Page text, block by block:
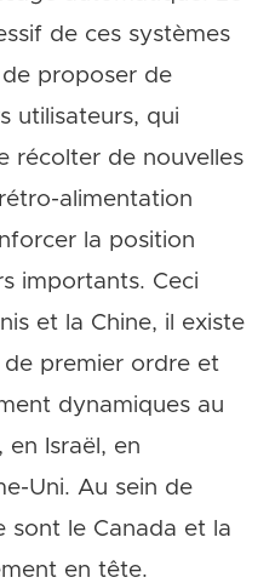
de ces systèmes
proposer de
utilisateurs, qui
récolter de nouvelles
alimentation
la position
importants. Ceci
et la Chine, il existe
de premier ordre et
dynamiques au
en Israël, en
Uni. Au sein de
sont le Canada et la
en tête.